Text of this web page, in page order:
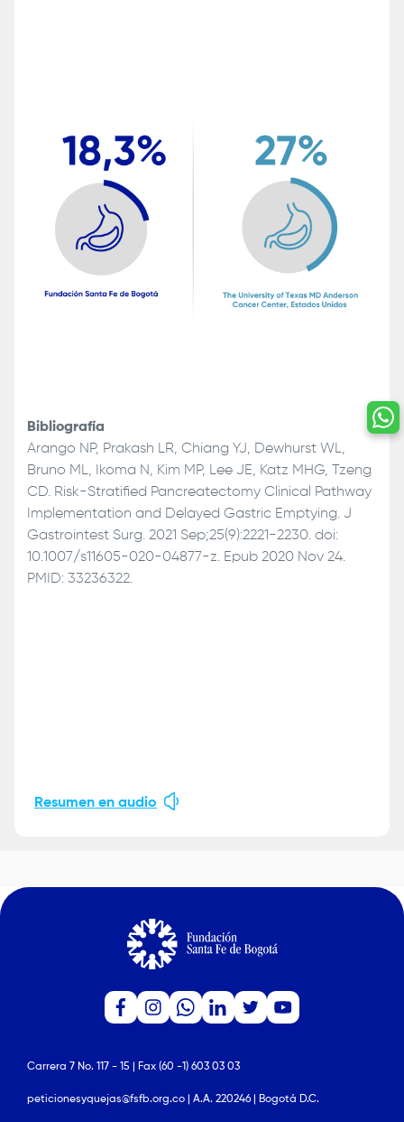
Bibliografía
Arango NP, Prakash LR, Chiang YJ, Dewhurst WL,
Bruno ML, Ikoma N, Kim MP, Lee JE, Katz MHG, Tzeng
CD. Risk-Stratified Pancreatectomy Clinical Pathway
Implementation and Delayed Gastric Emptying. J
Gastrointest Surg. 2021 Sep;25(9):2221-2230. doi:
10.1007/s11605-020-04877-z. Epub 2020 Nov 24.
PMID: 33236322.
Resumen en audio
Carrera 7 No. 117 - 15 | Fax (60 -1) 603 03 03
peticionesyquejas@fsfb.org.co | A.A. 220246 | Bogotá D.C.